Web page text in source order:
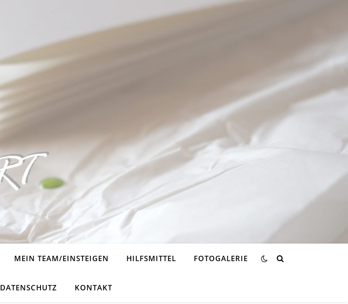
MEIN TEAM/EINSTEIGEN HILFSMITTEL FOTOGALERIE
DATENSCHUTZ KONTAKT